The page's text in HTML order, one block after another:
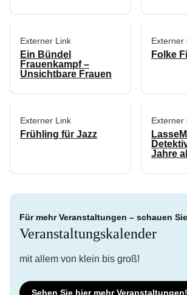
Externer Link
Ein Bündel
Frauenkampf –
Unsichtbare Frauen
Externer
Folke
Externer Link
Frühling für Jazz
Externer
Jahre
Für mehr Veranstaltungen – schauen
Veranstaltungskalender
mit allem von klein bis groß!
Sehen Sie hier mehr Veranstaltungen!